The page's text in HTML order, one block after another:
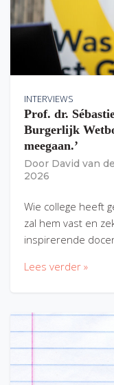
INTERVIEWS
Prof. dr.
Burgerlijk
meegaan.’
Door David van
2026
Wie college heeft
zal hem vast en
inspirerende
Lees verder »